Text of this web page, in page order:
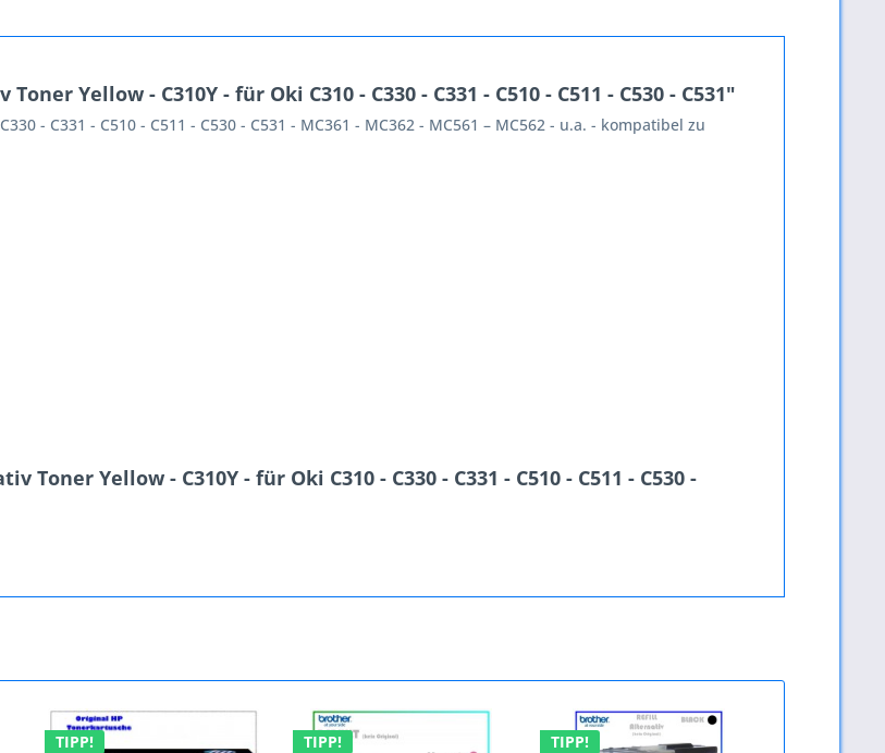
Yellow - C310Y - für Oki C310 - C330 - C331 - C510 - C511 - C530 - C531"
- C331 - C510 - C511 - C530 - C531 - MC361 - MC362 - MC561 – MC562 - u.a. - kompatibel zu
Yellow - C310Y - für Oki C310 - C330 - C331 - C510 - C511 - C530 -
TIPP! TIPP! TIPP!